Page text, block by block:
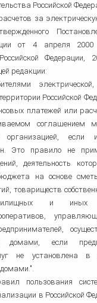
Российской
за
от 4 апреля
редакции:
Российской
платежей или
соглашением
организацией, если
Это правило не
деятельность
на основе
товариществ
и иных
домами, если
не установлена в
пользования
в Российской